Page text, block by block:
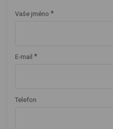
Vaše jméno *
E-mail *
Telefon